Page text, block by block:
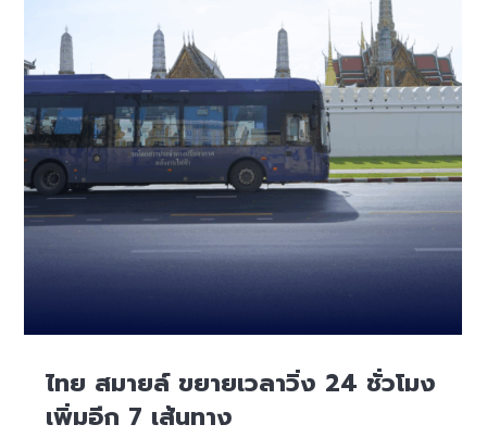
ไทย สมายล์ ขยายเวลาวิ่ง 24 ชั่วโมง
เพิ่มอีก 7 เส้นทาง